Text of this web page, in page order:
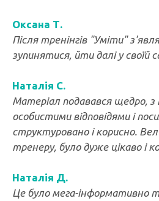
Оксана Т.
Після тренінгів "Уміти"
зупинятися, йти далі у своїй
Наталія С.
Матеріал подавався щедро, з
особистими відповідями і
структуровано і корисно.
тренеру, було дуже цікаво і
Наталія Д.
Це було мега-інформативно